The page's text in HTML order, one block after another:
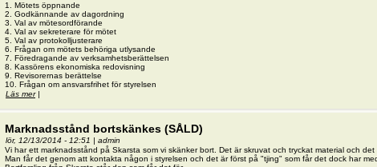
1. Mötets öppnande
2. Godkännande av dagordning
3. Val av mötesordförande
4. Val av sekreterare för mötet
5. Val av protokolljusterare
6. Frågan om mötets behöriga utlysande
7. Föredragande av verksamhetsberättelsen
8. Kassörens ekonomiska redovisning
9. Revisorernas berättelse
10. Frågan om ansvarsfrihet för styrelsen
Läs merom ÅRSMÖTE 2015
|
Marknadsstånd bortskänkes (SÅLD)
lör, 12/13/2014 - 12:51 | admin
Vi har ett marknadsstånd på Skarsta som vi skänker bort. Det är skruvat och tryckat material och det
Man får det genom att kontakta någon i styrelsen och det är först på "tjing" som får det dock har